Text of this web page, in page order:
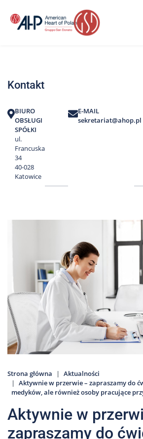
treści
Strefa
Edukacja
Pacjenta
O
nas
Marki
Nas
Galeria
Kontakt
Kontakt
BIURO
OBSŁUGI
SPÓŁKI
ul.
Francuska
34
40-028
Katowice
E-MAIL
sekretariat@ahop.pl
Strona główna
Aktualności
Aktywnie w przerwie – zapraszamy do
medyków, ale również osoby pracujące
Aktywnie w
zapraszamy do